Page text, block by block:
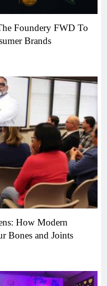
Foundery FWD To
Brands
How Modern
Bones and Joints